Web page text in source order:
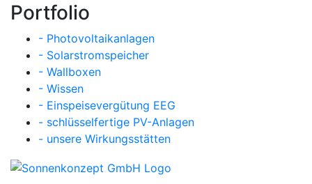
Portfolio
- Photovoltaikanlagen
- Solarstromspeicher
- Wallboxen
- Wissen
- Einspeisevergütung EEG
- schlüsselfertige PV-Anlagen
- unsere Wirkungsstätten